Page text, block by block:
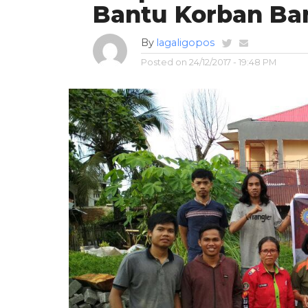
Bantu Korban
By lagaligopos
Posted on 24/12/2017 - 19:48 PM